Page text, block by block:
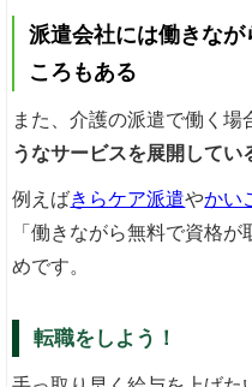
派遣会社には働きな
ころもある
また、介護の派遣で働く場
うなサービスを展開してい
例えばきらケア派遣やかい
「働きながら無料で資格
めです。
転職をしよう！